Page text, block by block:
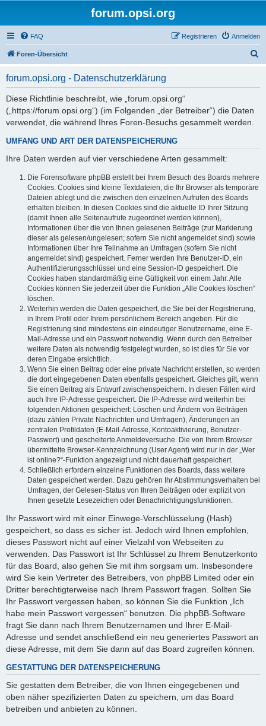
forum.opsi.org
FAQ Anmelden
Registrieren
Foren-Übersicht
forum.opsi.org - Datenschutzerklärung
Diese Richtlinie beschreibt, wie „forum.opsi.org“
(„https://forum.opsi.org“) (im Folgenden „der Betreiber“) die Daten
verwendet, die während Ihres Foren-Besuchs gesammelt werden.
UMFANG UND ART DER DATENSPEICHERUNG
Ihre Daten werden auf vier verschiedene Arten gesammelt:
Die Forensoftware phpBB erstellt bei Ihrem Besuch des Boards mehrere
Cookies. Cookies sind kleine Textdateien, die Ihr Browser als temporäre
Dateien ablegt und die zwischen den einzelnen Aufrufen des Boards
erhalten bleiben. In diesen Cookies sind die aktuelle ID Ihrer Sitzung
(damit Ihnen alle Seitenaufrufe zugeordnet werden können),
Informationen über die von Ihnen gelesenen Beiträge (zur Markierung
dieser als gelesen/ungelesen; sofern Sie nicht angemeldet sind) sowie
Informationen über Ihre Teilnahme an Umfragen (sofern Sie nicht
angemeldet sind) gespeichert. Ferner werden Ihre Benutzer-ID, ein
Authentifizierungsschlüssel und eine Session-ID gespeichert. Die
Cookies haben standardmäßig eine Gültigkeit von einem Jahr. Alle
Cookies können Sie jederzeit über die Funktion „Alle Cookies löschen“
löschen.
Weiterhin werden die Daten gespeichert, die Sie bei der Registrierung,
in Ihrem Profil oder Ihrem persönlichem Bereich angeben. Für die
Registrierung sind mindestens ein eindeutiger Benutzername, eine E-
Mail-Adresse und ein Passwort notwendig. Wenn durch den Betreiber
weitere Daten als notwendig festgelegt wurden, so ist dies für Sie vor
deren Eingabe ersichtlich.
Wenn Sie einen Beitrag oder eine private Nachricht erstellen, so werden
die dort eingegebenen Daten ebenfalls gespeichert. Gleiches gilt, wenn
Sie einen Beitrag als Entwurf zwischenspeichern. In diesen Fällen wird
auch Ihre IP-Adresse gespeichert. Die IP-Adresse wird weiterhin bei
folgenden Aktionen gespeichert: Löschen und Ändern von Beiträgen
(dazu zählen Private Nachrichten und Umfragen), Änderungen an
zentralen Profildaten (E-Mail-Adresse, Kontoaktivierung, Benutzer-
Passwort) und gescheiterte Anmeldeversuche. Die von Ihrem Browser
übermittelte Browser-Kennzeichnung (User Agent) wird nur in der „Wer
ist online?“-Funktion angezeigt und nicht dauerhaft gespeichert.
Schließlich erfordern einzelne Funktionen des Boards, dass weitere
Daten gespeichert werden. Dazu gehören Ihr Abstimmungsverhalten bei
Umfragen, der Gelesen-Status von Ihren Beiträgen oder explizit von
Ihnen gesetzte Lesezeichen oder Benachrichtigungsfunktionen.
Ihr Passwort wird mit einer Einwege-Verschlüsselung (Hash)
gespeichert, so dass es sicher ist. Jedoch wird Ihnen empfohlen,
dieses Passwort nicht auf einer Vielzahl von Webseiten zu
verwenden. Das Passwort ist Ihr Schlüssel zu Ihrem Benutzerkonto
für das Board, also gehen Sie mit ihm sorgsam um. Insbesondere
wird Sie kein Vertreter des Betreibers, von phpBB Limited oder ein
Dritter berechtigterweise nach Ihrem Passwort fragen. Sollten Sie
Ihr Passwort vergessen haben, so können Sie die Funktion „Ich
habe mein Passwort vergessen“ benutzen. Die phpBB-Software
fragt Sie dann nach Ihrem Benutzernamen und Ihrer E-Mail-
Adresse und sendet anschließend ein neu generiertes Passwort an
diese Adresse, mit dem Sie dann auf das Board zugreifen können.
GESTATTUNG DER DATENSPEICHERUNG
Sie gestatten dem Betreiber, die von Ihnen eingegebenen und
oben näher spezifizierten Daten zu speichern, um das Board
betreiben und anbieten zu können.